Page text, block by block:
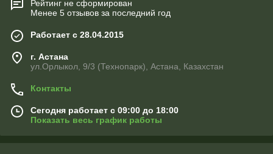
Рейтинг не сформирован
Менее 5 отзывов за последний год
Работает с 28.04.2015
г. Астана
ул.Орлыкол, 9/3 (Технопарк), Астана, Казахстан
Контакты
Сегодня работает с 09:00 до 18:00
Показать весь график работы